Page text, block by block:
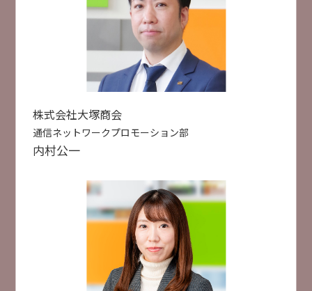
こなすためのCopilot活用術
B36] 15:15 ~ 15:45
経営層必見！ PC入替後のランサム感染リスクと評
価制度につながる簡単防止策！
田中 里佳 氏
クラウド活用 AI活用
AIで会社は変わるのか？ 基幹システムを基盤とし
たAI活用方法
2月4日 2月5日
選択した項目をリセットする
検索
検索件数 52件
株式会社大塚商会
通信ネットワークプロモーション部
内村公一